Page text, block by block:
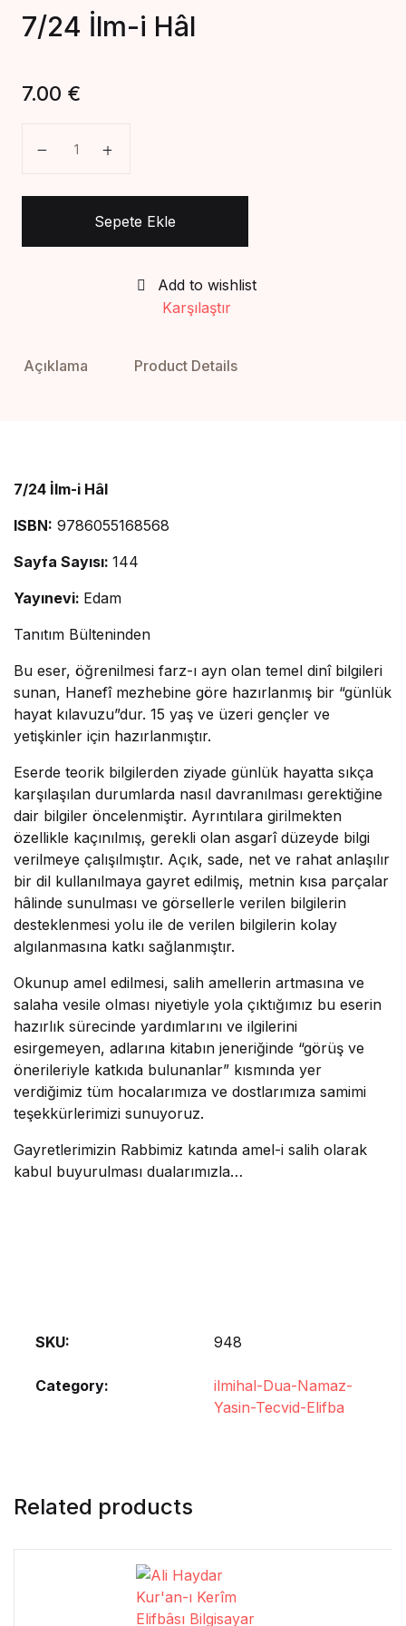
7/24 İlm-i Hâl
7.00 €
Sepete Ekle
Add to wishlist
Karşılaştır
Açıklama Product Details
7/24 İlm-i Hâl
ISBN: 9786055168568
Sayfa Sayısı: 144
Yayınevi: Edam
Tanıtım Bülteninden
Bu eser, öğrenilmesi farz-ı ayn olan temel dinî bilgileri
sunan, Hanefî mezhebine göre hazırlanmış bir “günlük
hayat kılavuzu”dur. 15 yaş ve üzeri gençler ve
yetişkinler için hazırlanmıştır.
Eserde teorik bilgilerden ziyade günlük hayatta sıkça
karşılaşılan durumlarda nasıl davranılması gerektiğine
dair bilgiler öncelenmiştir. Ayrıntılara girilmekten
özellikle kaçınılmış, gerekli olan asgarî düzeyde bilgi
verilmeye çalışılmıştır. Açık, sade, net ve rahat anlaşılır
bir dil kullanılmaya gayret edilmiş, metnin kısa parçalar
hâlinde sunulması ve görsellerle verilen bilgilerin
desteklenmesi yolu ile de verilen bilgilerin kolay
algılanmasına katkı sağlanmıştır.
Okunup amel edilmesi, salih amellerin artmasına ve
salaha vesile olması niyetiyle yola çıktığımız bu eserin
hazırlık sürecinde yardımlarını ve ilgilerini
esirgemeyen, adlarına kitabın jeneriğinde “görüş ve
önerileriyle katkıda bulunanlar” kısmında yer
verdiğimiz tüm hocalarımıza ve dostlarımıza samimi
teşekkürlerimizi sunuyoruz.
Gayretlerimizin Rabbimiz katında amel-i salih olarak
kabul buyurulması dualarımızla…
SKU: 948
Category:
ilmihal-Dua-Namaz-
Yasin-Tecvid-Elifba
Related products